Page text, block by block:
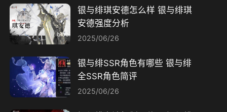
银与绯琪安德怎么样 银与绯琪
安德强度分析
2025/06/26
银与绯SSR角色有哪些 银与绯
全SSR角色简评
2025/06/26